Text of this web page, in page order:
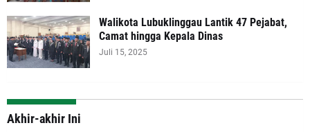
Walikota Lubuklinggau Lantik 47 Pejabat,
Camat hingga Kepala Dinas
Juli 15, 2025
Akhir-akhir Ini